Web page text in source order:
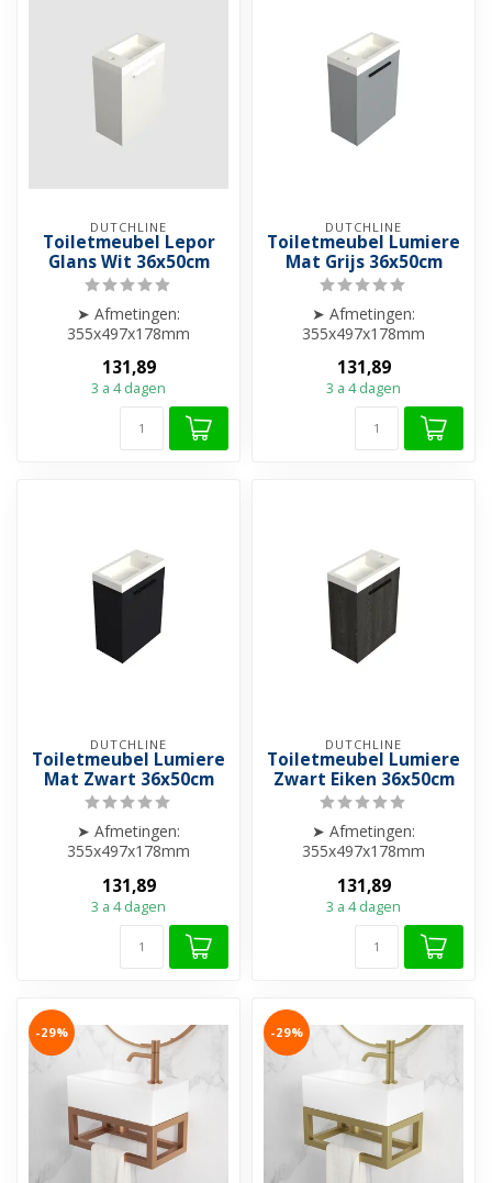
DUTCHLINE
Toiletmeubel Lepor
Glans Wit 36x50cm
➤ Afmetingen:
355x497x178mm
➤ Grass DWX soft close
scharniere...
131,89
3 a 4 dagen
DUTCHLINE
Toiletmeubel Lumiere
Mat Grijs 36x50cm
➤ Afmetingen:
355x497x178mm
➤ Grass DWX soft close
scharniere...
131,89
3 a 4 dagen
DUTCHLINE
Toiletmeubel Lumiere
Mat Zwart 36x50cm
➤ Afmetingen:
355x497x178mm
➤ Grass DWX soft close
scharniere...
131,89
3 a 4 dagen
DUTCHLINE
Toiletmeubel Lumiere
Zwart Eiken 36x50cm
➤ Afmetingen:
355x497x178mm
➤ Grass DWX soft close
scharniere...
131,89
3 a 4 dagen
-29% -29%